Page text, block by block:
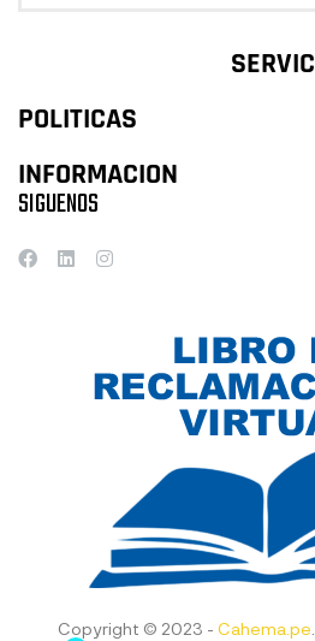
POLITICAS
INFORMACION
SIGUENOS
Copyright © 2023 - Cahema.pe